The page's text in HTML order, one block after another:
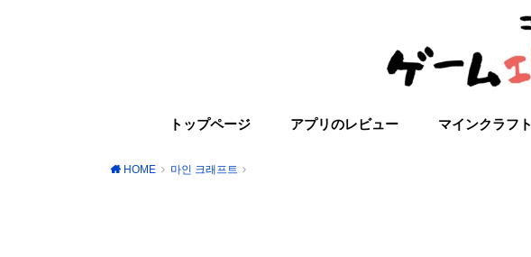
トップページ アプリのレビュー マインクラフト
HOME 마인 크래프트